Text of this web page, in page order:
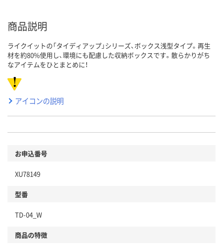
商品説明
ライクイットの「タイディアップ」シリーズ、ボックス浅型タイプ。再生
材を約80%使用し、環境にも配慮した収納ボックスです。散らかりがち
なアイテムをひとまとめに！
アイコンの説明
お申込番号
XU78149
型番
TD-04_W
商品の特徴